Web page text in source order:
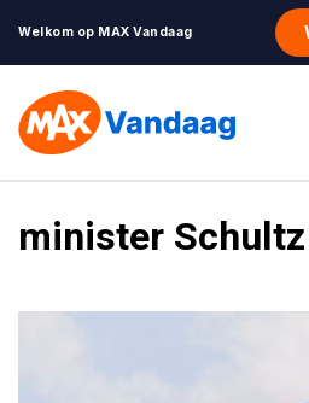
Welkom op MAX Vandaag
minister Schultz